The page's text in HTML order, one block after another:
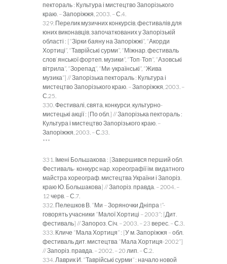
пектораль : Культура і мистецтво Запорізького
краю. – Запоріжжя, 2003. – С.4.
329. Перелик музичних конкурсів, фестивалів для
юних виконавців, започаткованих у Запорізькій
області : [“Зірки баяну на Запоріжжі”, “Акорди
Хортиці”, “Таврійські сурми”, “Міжнар. фестиваль
слов`янської фортеп. музики”, “Топ-Топ”, “Азовські
вітрила”, “Зорепад”, “Ми-українські”, “Жива
музика”] // Запорізька пектораль : Культура і
мистецтво Запорізького краю. – Запоріжжя, 2003. –
С.25.
330. Фестивалі, свята, конкурси, культурно-
мистецькі акції : [По обл.] // Запорізька пектораль :
Культура і мистецтво Запорізького краю. –
Запоріжжя, 2003. – С.33.
***
331. Імені Большакова : [Завершився перший обл.
Фестиваль- конкурс нар. хореографії ім. видатного
майстра хореограф. мистецтва України і Запоріз.
краю Ю. Большакова] // Запоріз. правда. – 2004. –
12 черв. – С.7.
332. Пелешков В. “Ми – Зоряночки Дніпра !”-
говорять учасники “Малої Хортиці – 2003”: [Дит.
фестиваль] // Запороз. Січ. – 2003. – 23 верес. – С.3.
333. Кличе “Мала Хортиця” : [У м. Запоріжжя – обл.
фестиваль дит. мистецтва “Мала Хортиця-2002”]
// Запоріз. правда. – 2002. – 20 лип. – С.2.
334. Лаврик И. “Таврійські сурми” : начало новой